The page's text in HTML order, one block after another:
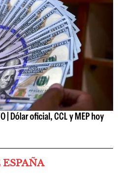
| Dólar oficial, CCL y MEP hoy